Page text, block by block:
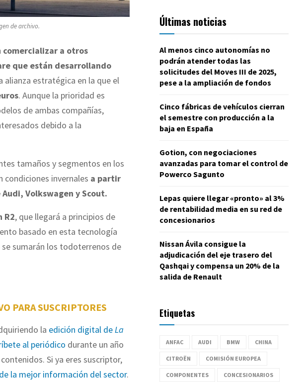
de archivo.
comercializar a otros
que están desarrollando
alianza estratégica en la que el
. Aunque la prioridad es
de ambas compañías,
debido a la
tamaños y segmentos en los
condiciones invernales a partir
Volkswagen y Scout.
R2, que llegará a principios de
basado en esta tecnología
se sumarán los todoterrenos de
PARA SUSCRIPTORES
la edición digital deLa
al periódico durante un año
Si ya eres suscriptor,
la mejor información del sector.
Últimas noticias
Al menos cinco autonomías no
podrán atender todas las
solicitudes del Moves III de 2025,
pese a la ampliación de fondos
Cinco fábricas de vehículos cierran
el semestre con producción a la
baja en España
Gotion, con negociaciones
avanzadas para tomar el control de
Powerco Sagunto
Lepas quiere llegar «pronto» al 3%
de rentabilidad media en su red de
concesionarios
Nissan Ávila consigue la
adjudicación del eje trasero del
Qashqai y compensa un 20% de la
salida de Renault
Etiquetas
ANFAC AUDI BMW CHINA
CITROËN COMISIÓN EUROPEA
COMPONENTES CONCESIONARIOS